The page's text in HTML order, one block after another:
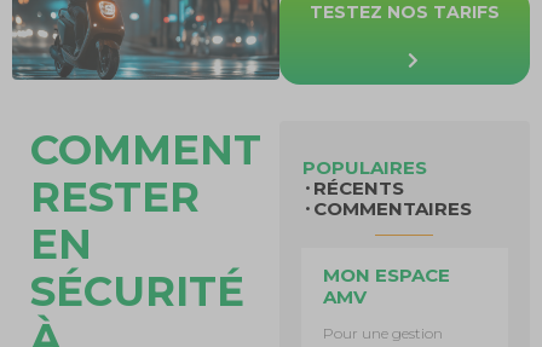
COMMENT
RESTER
EN
SÉCURITÉ
TESTEZ NOS TARIFS
POPULAIRES
RÉCENTS
COMMENTAIRES
MON ESPACE
AMV
Pour une gestion